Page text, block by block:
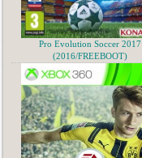
Pro Evolution Soccer 2017
(2016/FREEBOOT)